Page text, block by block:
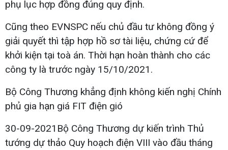
phụ lục hợp đồng đúng quy định.
Cũng theo EVNSPC nếu chủ đầu tư không đồng ý
giải quyết thì tập hợp hồ sơ tài liệu, chứng cứ để
khởi kiện tại toà án. Thời hạn hoàn thành cho các
công ty là trước ngày 15/10/2021.
Bộ Công Thương khẳng định không kiến nghị Chính
phủ gia hạn giá FIT điện gió
30-09-2021Bộ Công Thương dự kiến trình Thủ
tướng dự thảo Quy hoạch điện VIII vào đầu tháng